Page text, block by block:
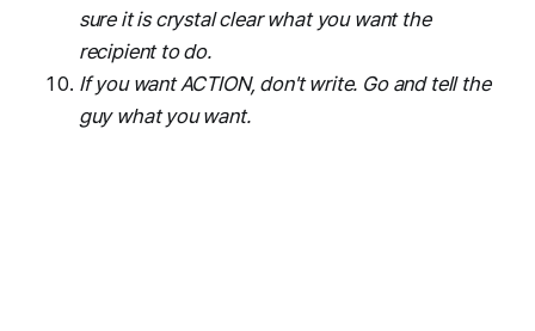
sure it is crystal clear what you want the
recipient to do.
If you want ACTION, don't write. Go and tell the
guy what you want.